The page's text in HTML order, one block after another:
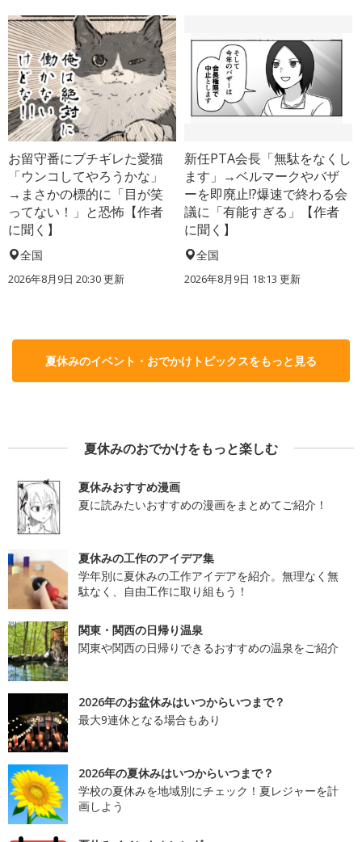
お留守番にブチギレた愛猫
「ウンコしてやろうかな」
→まさかの標的に「目が笑
ってない！」と恐怖【作者
に聞く】
全国
2026年8月9日 20:30更新
新任PTA会長「無駄をなくし
ます」→ベルマークやバザ
ーを即廃止!?爆速で終わる会
議に「有能すぎる」【作者
に聞く】
全国
2026年8月9日 18:13 更新
夏休みのイベント・おでかけトピックスをもっと見る
夏休みのおでかけをもっと楽しむ
夏休みおすすめ漫画
夏に読みたいおすすめの漫画をまとめてご紹介！
夏休みの工作のアイデア集
学年別に夏休みの工作アイデアを紹介。無理なく無
駄なく、自由工作に取り組もう！
関東・関西の日帰り温泉
関東や関西の日帰りできるおすすめの温泉をご紹介
2026年のお盆休みはいつからいつまで？
最大9連休となる場合もあり
2026年の夏休みはいつからいつまで？
学校の夏休みを地域別にチェック！夏レジャーを計
画しよう